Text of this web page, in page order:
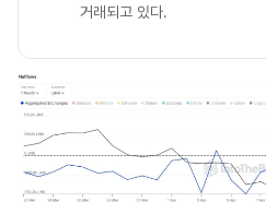
거래되고 있다.